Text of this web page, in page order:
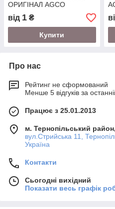
ОРИГІНАЛ AGCO
від 1 ₴
Купити
Про нас
Рейтинг не сформований
Менше 5 відгуків за
Працює з 25.01.2013
м. Тернопільський
вул.Стрийська 11,
Україна
Контакти
Сьогодні вихідний
Показати весь графік